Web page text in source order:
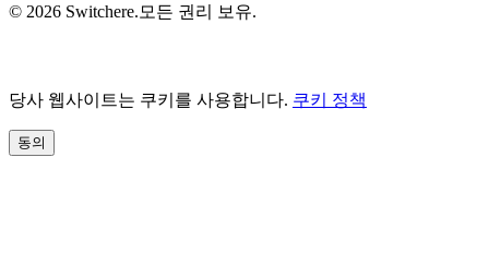
© 2026 Switchere.모든 권리 보유.
당사 웹사이트는 쿠키를 사용합니다. 쿠키 정책
동의